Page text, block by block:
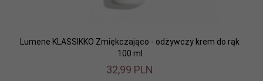
Lumene KLASSIKKO Zmiękczająco - odżywczy krem do rąk
100 ml
32,99 PLN